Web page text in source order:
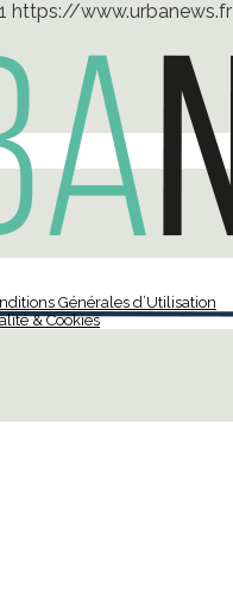
1 https://www.urbanews.fr
Générales d’Utilisation
& Cookies